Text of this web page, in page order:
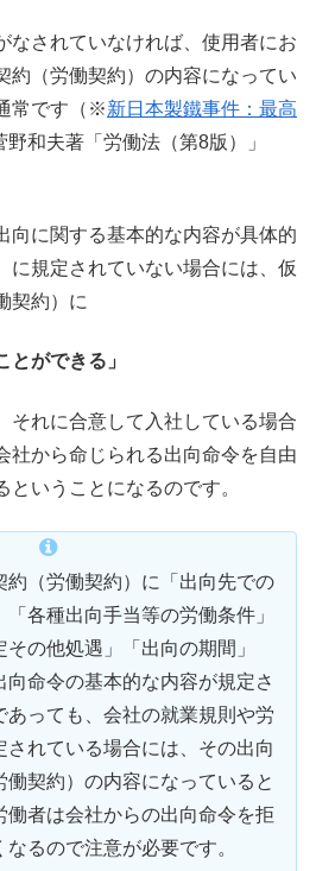
なされていなければ、使用者にお
約（労働契約）の内容になってい
常です（※新日本製鐵事件：最高
野和夫著「労働法（第8版）」
向に関する基本的な内容が具体的
に規定されていない場合には、仮
契約）に
とができる」
それに合意して入社している場合
社から命じられる出向命令を自由
いうことになるのです。
約（労働契約）に「出向先での
各種出向手当等の労働条件」
その他処遇」「出向の期間」
向命令の基本的な内容が規定さ
あっても、会社の就業規則や労
れている場合には、その出向
契約）の内容になっていると
働者は会社からの出向命令を拒
るので注意が必要です。